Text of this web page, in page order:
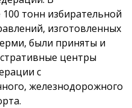
тонн избирательной
изготовленных
были приняты и
центры
с
железнодорожного